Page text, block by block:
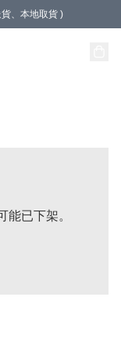
、本地取貨 )
能已下架。